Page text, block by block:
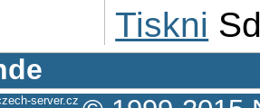
Tiskni
server.cz